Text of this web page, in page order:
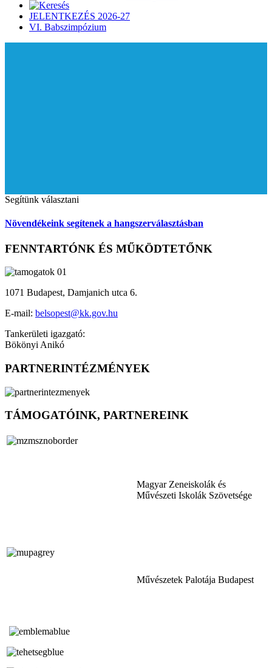
JELENTKEZÉS 2026-27
VI. Babszimpózium
Segítünk választani
Növendékeink segítenek a hangszerválasztásban
FENNTARTÓNK ÉS MŰKÖDTETŐNK
1071 Budapest, Damjanich utca 6.
E-mail: belsopest@kk.gov.hu
Tankerületi igazgató:
Bökönyi Anikó
PARTNERINTÉZMÉNYEK
TÁMOGATÓINK, PARTNEREINK
Magyar Zeneiskolák és
Művészeti Iskolák Szövetsége
Művészetek Palotája Budapest